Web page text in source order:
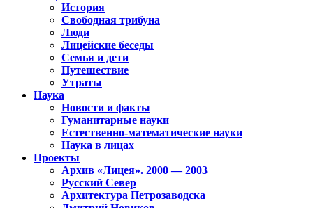
История
Свободная трибуна
Люди
Лицейские беседы
Семья и дети
Путешествие
Утраты
Наука
Новости и факты
Гуманитарные науки
Естественно-математические науки
Наука в лицах
Проекты
Архив «Лицея». 2000 — 2003
Русский Север
Архитектура Петрозаводска